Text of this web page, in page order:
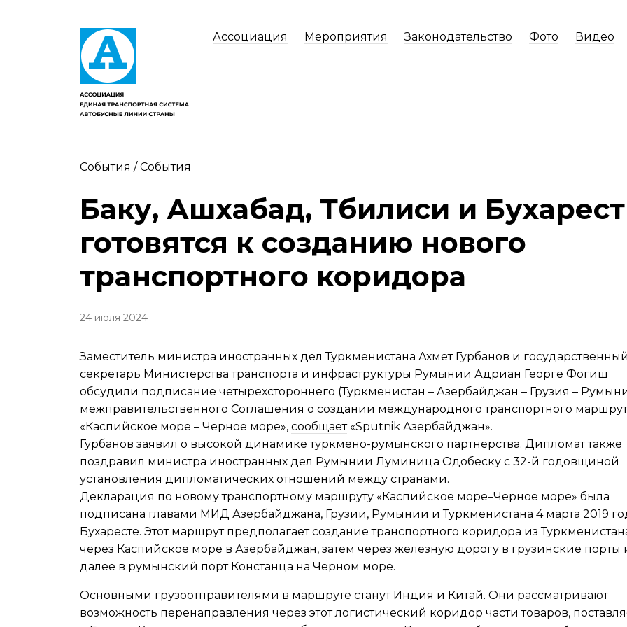
Ассоциация Мероприятия Законодательство Фото Видео
События /События
Баку, Ашхабад, Тбилиси и Бухарест
готовятся к созданию нового
транспортного коридора
24 июля 2024
Заместитель министра иностранных дел Туркменистана Ахмет Гурбанов и государственный
секретарь Министерства транспорта и инфраструктуры Румынии Адриан Георге Фогиш
обсудили подписание четырехстороннего (Туркменистан – Азербайджан – Грузия –
межправительственного Соглашения о создании международного транспортного
«Каспийское море – Черное море», сообщает«Sputnik Азербайджан».
Гурбанов заявил о высокой динамике туркмено-румынского партнерства. Дипломат также
поздравил министра иностранных дел Румынии Луминица Одобеску с 32-й годовщиной
установления дипломатических отношений между странами.
Декларация по новому транспортному маршруту «Каспийское море–Черное море» была
подписана главами МИД Азербайджана, Грузии, Румынии и Туркменистана 4 марта 2019
Бухаресте. Этот маршрут предполагает создание транспортного коридора из
через Каспийское море в Азербайджан, затем через железную дорогу в грузинские порты
далее в румынский порт Констанца на Черном море.
Основными грузоотправителями в маршруте станут Индия и Китай. Они рассматривают
возможность перенаправления через этот логистический коридор части товаров,